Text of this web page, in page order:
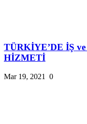
TÜRKİYE’DE İŞ
HİZMETİ
Mar 19, 2021 0